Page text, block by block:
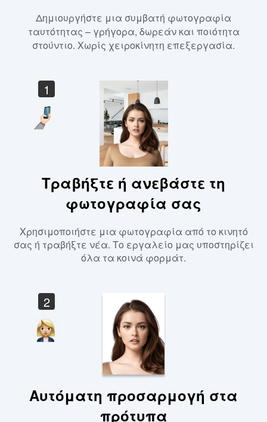
Δημιουργήστε μια συμβατή φωτογραφία
ταυτότητας – γρήγορα, δωρεάν και ποιότητα
στούντιο. Χωρίς χειροκίνητη επεξεργασία.
1
Τραβήξτε ή ανεβάστε τη
φωτογραφία σας
Χρησιμοποιήστε μια φωτογραφία από το κινητό
σας ή τραβήξτε νέα. Το εργαλείο μας υποστηρίζει
όλα τα κοινά φορμάτ.
2
Αυτόματη προσαρμογή στα
πρότυπα